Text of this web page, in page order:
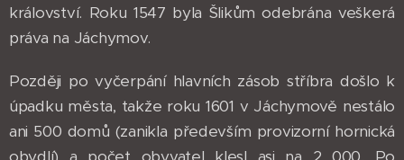
království. Roku 1547 byla Šlikům odebrána veškerá
práva na Jáchymov.
Později po vyčerpání hlavních zásob stříbra došlo k
úpadku města, takže roku 1601 v Jáchymově nestálo
ani 500 domů (zanikla především provizorní hornická
obydlí) a počet obyvatel klesl asi na 2 000. Po